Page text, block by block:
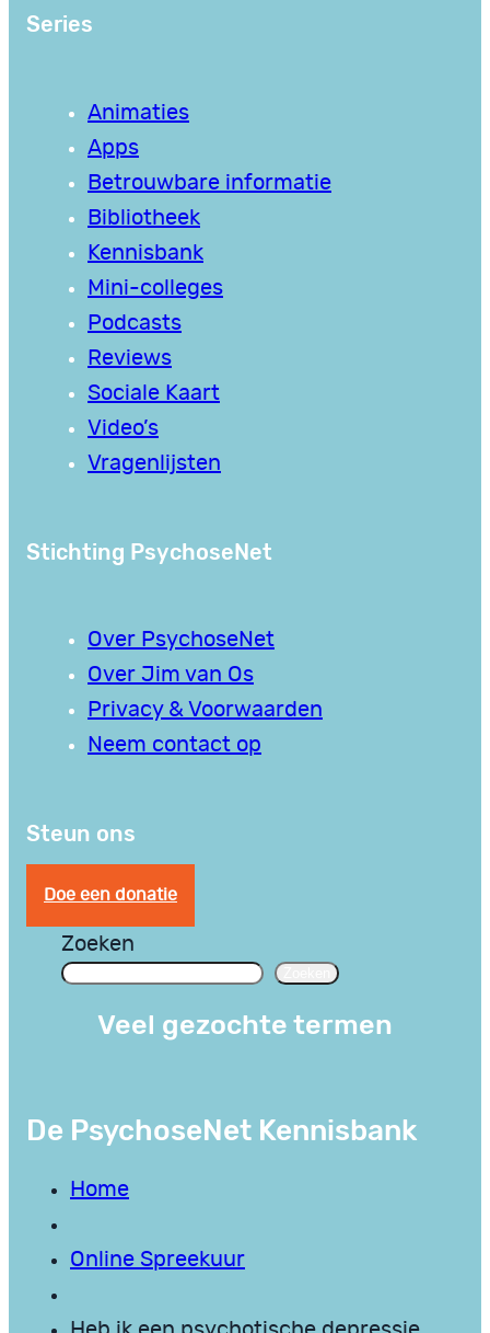
Series
Animaties
Apps
Betrouwbare informatie
Bibliotheek
Kennisbank
Mini-colleges
Podcasts
Reviews
Sociale Kaart
Video’s
Vragenlijsten
Stichting PsychoseNet
Over PsychoseNet
Over Jim van Os
Privacy & Voorwaarden
Neem contact op
Steun ons
Doe een donatie
Zoeken
Veel gezochte termen
De PsychoseNet Kennisbank
Home
Online Spreekuur